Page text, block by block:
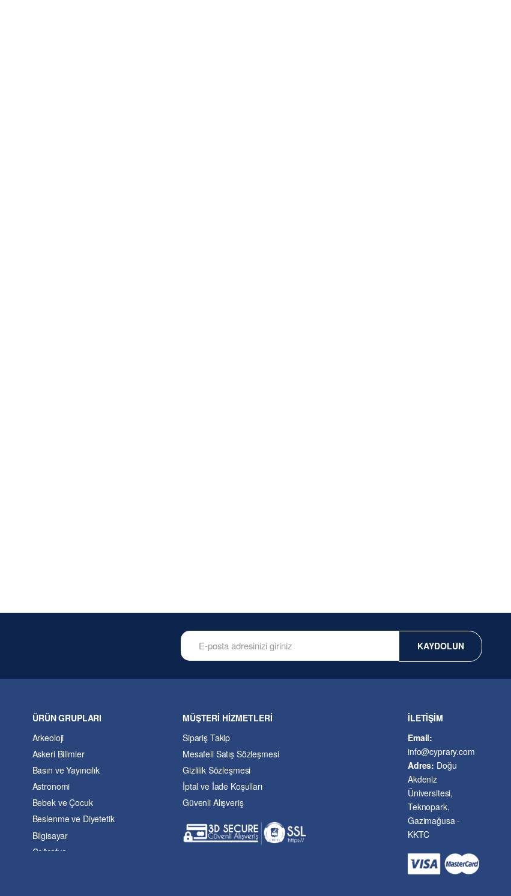
KAYDOLUN
ÜRÜN GRUPLARI
Arkeoloji
Askeri Bilimler
Basın ve Yayıncılık
Astronomi
Bebek ve Çocuk
Beslenme ve Diyetetik
Bilgisayar
Coğrafya
MÜŞTERİ HİZMETLERİ
Sipariş Takip
Mesafeli Satış Sözleşmesi
Gizlilik Sözleşmesi
İptal ve İade Koşulları
Güvenli Alışveriş
İLETİŞİM
Email:
info@cyprary.com
Adres: Doğu
Akdeniz
Üniversitesi,
Teknopark,
Gazimağusa -
KKTC